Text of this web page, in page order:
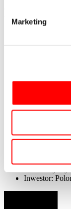
Marketing
w nowoczesne
i stalowe
Adres
Ilość
Ilość
Liczba pokoi
Powierzchnia
Miejsca
Całkowita
Inwestor: